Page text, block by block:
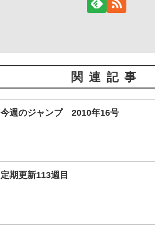
関連記事
今週のジャンプ 2010年16号
定期更新113週目